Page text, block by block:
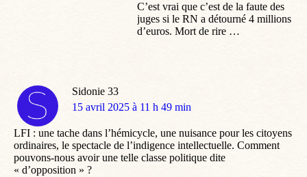
C’est vrai que c’est de la faute des
juges si le RN a détourné 4 millions
d’euros. Mort de rire …
Sidonie 33
dit
15 avril 2025 à 11 h 49 min
LFI : une tache dans l’hémicycle, une nuisance pour les citoyens
ordinaires, le spectacle de l’indigence intellectuelle. Comment
pouvons-nous avoir une telle classe politique dite
« d’opposition » ?